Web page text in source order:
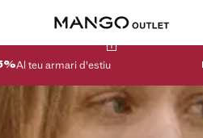
Al teu armari d'estiu